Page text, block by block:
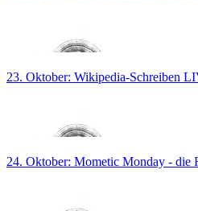
23. Oktober: Wikipedia-Schreiben
24. Oktober: Mometic Monday - die